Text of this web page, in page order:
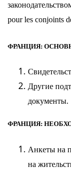
pour les conjoints
ФРАНЦИЯ:
Другие
документы.
ФРАНЦИЯ:
Анкеты на
на